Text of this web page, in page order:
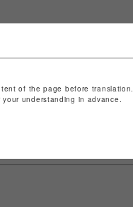
SHOP TOP
of the page before translation.
understanding in advance.